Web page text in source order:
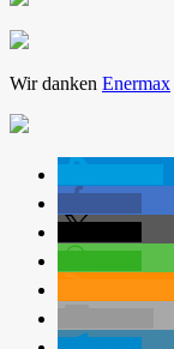
Wir danken Enermax